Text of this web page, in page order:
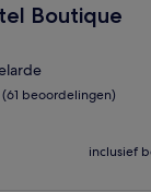
Boutique
(61 beoordelingen)
inclusief